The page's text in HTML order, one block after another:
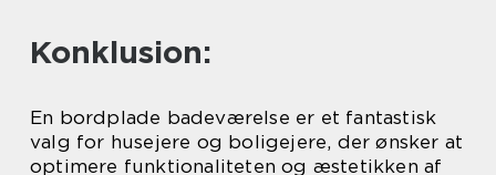
Konklusion:
En bordplade badeværelse er et fantastisk
valg for husejere og boligejere, der ønsker at
optimere funktionaliteten og æstetikken af